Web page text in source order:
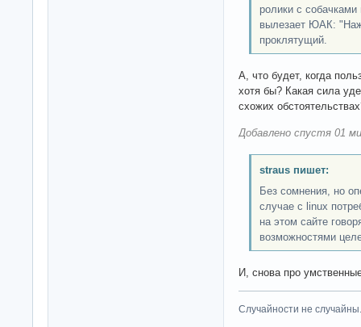
ролики с
вылезает ЮАК:
проклятущий.
А, что будет, когда
хотя бы? Какая сила
схожих
Добавлено спустя 01
straus пишет:
Без сомнения, но
случае с linux
на этом сайте
возможностями
И, снова про
Случайности не случайны.